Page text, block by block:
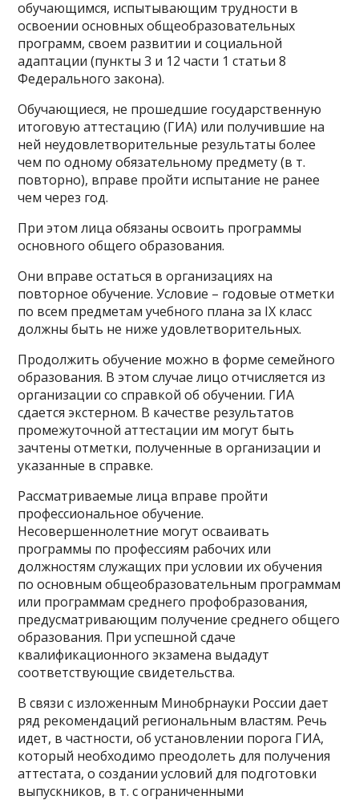
обучающимся, испытывающим трудности в
освоении основных общеобразовательных
программ, своем развитии и социальной
адаптации (пункты 3 и 12 части 1 статьи 8
Федерального закона).
Обучающиеся, не прошедшие государственную
итоговую аттестацию (ГИА) или получившие на
ней неудовлетворительные результаты более
чем по одному обязательному предмету (в т.
повторно), вправе пройти испытание не ранее
чем через год.
При этом лица обязаны освоить программы
основного общего образования.
Они вправе остаться в организациях на
повторное обучение. Условие – годовые отметки
по всем предметам учебного плана за IX класс
должны быть не ниже удовлетворительных.
Продолжить обучение можно в форме семейного
образования. В этом случае лицо отчисляется из
организации со справкой об обучении. ГИА
сдается экстерном. В качестве результатов
промежуточной аттестации им могут быть
зачтены отметки, полученные в организации и
указанные в справке.
Рассматриваемые лица вправе пройти
профессиональное обучение.
Несовершеннолетние могут осваивать
программы по профессиям рабочих или
должностям служащих при условии их обучения
по основным общеобразовательным программам
или программам среднего профобразования,
предусматривающим получение среднего общего
образования. При успешной сдаче
квалификационного экзамена выдадут
соответствующие свидетельства.
В связи с изложенным Минобрнауки России дает
ряд рекомендаций региональным властям. Речь
идет, в частности, об установлении порога ГИА,
который необходимо преодолеть для получения
аттестата, о создании условий для подготовки
выпускников, в т. с ограниченными